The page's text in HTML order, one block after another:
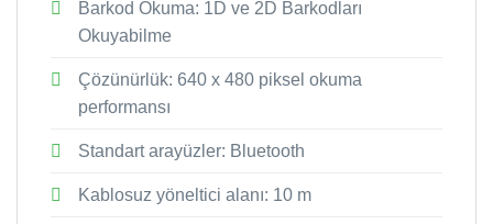
Barkod Okuma: 1D ve 2D Barkodları
Okuyabilme
Çözünürlük: 640 x 480 piksel okuma
performansı
Standart arayüzler: Bluetooth
Kablosuz yöneltici alanı: 10 m